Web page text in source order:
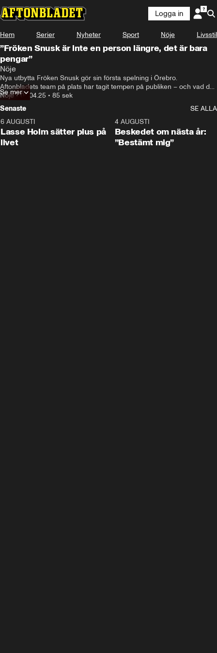
Logga in
Hem Serier Nyheter Sport Nöje Livsstil
”Fröken Snusk är inte en person längre, det är bara
pengar”
Nöje
Nya utbytta Fröken Snusk gör sin första spelning i Örebro.
Aftonbladets team på plats har tagit tempen på publiken – och vad de
tycker om att original-fröken är utbytt.
Nöje•04.04.25 • 85 sek
Se mer
Senaste
SE ALLA
6 AUGUSTI
Lasse Holm sätter plus på
livet
4 AUGUSTI
Beskedet om nästa år:
”Bestämt mig”